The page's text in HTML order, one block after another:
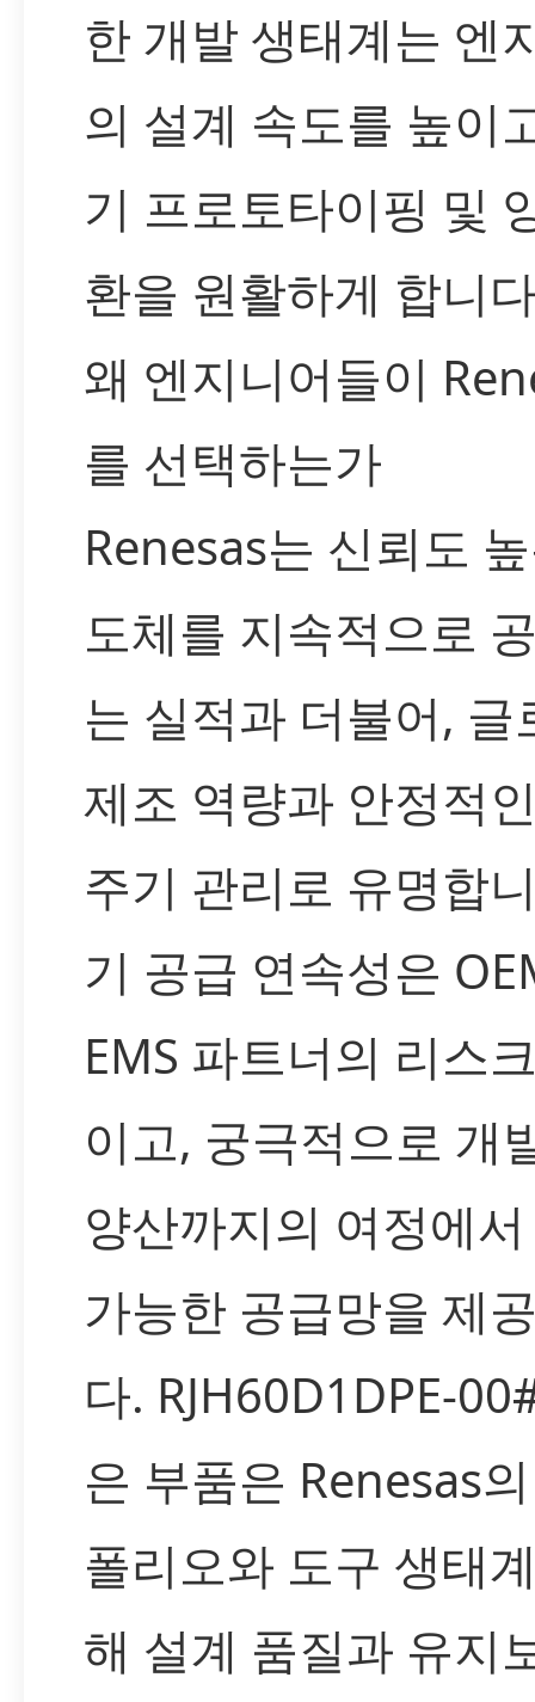
한 개발 생태계는 엔
의 설계 속도를 높이
기 프로토타이핑 및
환을 원활하게 합니
왜 엔지니어들이
를 선택하는가
Renesas는 신뢰도
도체를 지속적으로
는 실적과 더불어, 글
제조 역량과 안정적
주기 관리로 유명합
기 공급 연속성은
EMS 파트너의 리스
이고, 궁극적으로 개
양산까지의 여정에
가능한 공급망을 제
다. RJH60D1DPE-
은 부품은 Renesas
폴리오와 도구 생태
해 설계 품질과 유지